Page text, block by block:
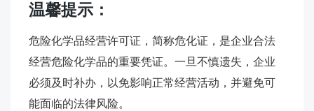
温馨提示：
危险化学品经营许可证，简称危化证，是企业合法
经营危险化学品的重要凭证。一旦不慎遗失，企业
必须及时补办，以免影响正常经营活动，并避免可
能面临的法律风险。